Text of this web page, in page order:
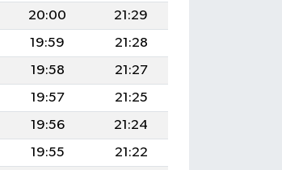
20:00
21:29
19:59
21:28
19:58
21:27
19:57
21:25
19:56
21:24
19:55
21:22